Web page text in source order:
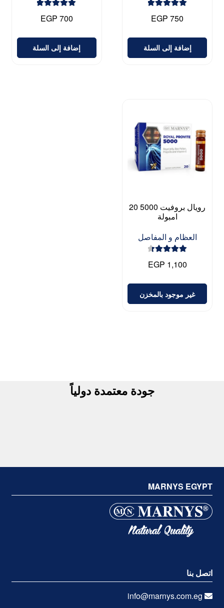
5.00
من 5
EGP 750
إضافة إلى السلة
5.00
من 5
EGP 700
إضافة إلى السلة
رويال بروفيت 5000 20
امبولة
العظام و المفاصل
4.50 من 5EGP 1,100
غير موجود بالمخزن
جودة معتمدة دولياً
MARNYS EGYPT
اتصل بنا
info@marnys.com.eg